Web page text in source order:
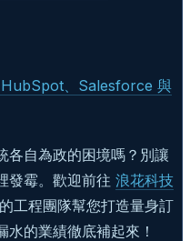
、Salesforce 與
各自為政的困境嗎？別讓
發霉。歡迎前往 浪花科技
工程團隊幫您打造量身訂
的業績徹底補起來！